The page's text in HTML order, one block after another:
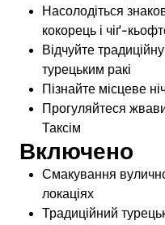
Насолодіться
кокорець і чіґ-
Відчуйте
турецьким ракі
Пізнайте місцеве
Прогуляйтеся
Таксім
Включено
Смакування
локаціях
Традиційний